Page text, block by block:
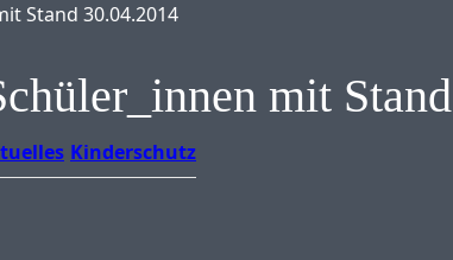
Kinderschutz
Stand 30.04.2014
mit Stand